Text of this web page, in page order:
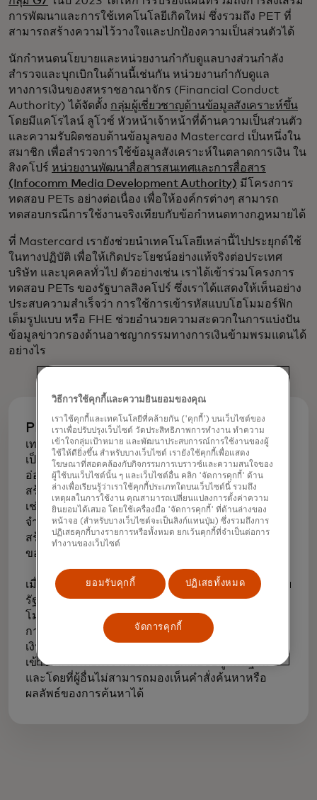
การพัฒนาและการใช้เทคโนโลยีเกิดใหม่ ซึ่งรวมถึง PET ที่
สามารถสร้างความไว้วางใจและปกป้องความเป็นส่วนตัวได้
นักกำหนดนโยบายและหน่วยงานกำกับดูแลบางส่วนกำลัง
สำรวจและบุกเบิกในด้านนี้เช่นกัน หน่วยงานกำกับดูแล
ทางการเงินของสหราชอาณาจักร (Financial Conduct
Authority) ได้จัดตั้ง กลุ่มผู้เชี่ยวชาญด้านข้อมูลสังเคราะห์ขึ้น
โดยมีแคโรไลน์ ลูโวซ์ หัวหน้าเจ้าหน้าที่ด้านความเป็นส่วนตัว
และความรับผิดชอบด้านข้อมูลของ Mastercard เป็นหนึ่งใน
สมาชิก เพื่อสำรวจการใช้ข้อมูลสังเคราะห์ในตลาดการเงิน ใน
สิงคโปร์ หน่วยงานพัฒนาสื่อสารสนเทศและการสื่อสาร
(Infocomm Media Development Authority) มีโครงการ
ทดสอบ PETs อย่างต่อเนื่อง เพื่อให้องค์กรต่างๆ สามารถ
ทดสอบกรณีการใช้งานจริงเทียบกับข้อกำหนดทางกฎหมายได้
ที่ Mastercard เรายังช่วยนำเทคโนโลยีเหล่านี้ไปประยุกต์ใช้
ในทางปฏิบัติ เพื่อให้เกิดประโยชน์อย่างแท้จริงต่อประเทศ
บริษัท และบุคคลทั่วไป ตัวอย่างเช่น เราได้เข้าร่วมโครงการ
ทดสอบ PETs ของรัฐบาลสิงคโปร์ ซึ่งเราได้แสดงให้เห็นอย่าง
ประสบความสำเร็จว่า การใช้การเข้ารหัสแบบโฮโมมอร์ฟิก
เต็มรูปแบบ หรือ FHE ช่วยอำนวยความสะดวกในการแบ่งปัน
ข้อมูลข่าวกรองด้านอาชญากรรมทางการเงินข้ามพรมแดนได้
อย่างไร
PETs โดยย่อ
เทคโนโลยีที่ช่วยเพิ่มความเป็นส่วนตัวจะปกป้องความ
เป็นส่วนตัวของข้อมูลส่วนบุคคลและข้อมูลที่ละเอียด
อ่อน ในขณะเดียวกันก็ยังช่วยให้บริษัทต่างๆ สามารถ
สร้างสรรค์นวัตกรรมโดยใช้ข้อมูลเหล่านั้นได้ ตัวอย่าง
เช่น พวกเขาสามารถสร้างข้อมูลสังเคราะห์ ซึ่งใช้แบบ
จำลองคอมพิวเตอร์ที่ปรับเทียบอย่างระมัดระวังเพื่อ
สร้างชุดข้อมูลจำลองที่ใกล้เคียงกับคุณสมบัติทางสถิติ
ของชุดข้อมูลดั้งเดิม
เมื่อเร็วๆ นี้ Mastercard ได้เข้าร่วมโครงการนำร่องกับ
รัฐบาลสิงคโปร์เพื่อสาธิตวิธีการใช้การเข้ารหัสแบบโฮ
โมมอร์ฟิกอย่างสมบูรณ์ ซึ่งช่วยอำนวยความสะดวกใน
การแบ่งปันข้อมูลข่าวกรองด้านอาชญากรรมทางการ
เงินข้ามพรมแดน โดยทำให้สามารถวิเคราะห์ข้อมูลที่
เข้ารหัสได้โดยตรงโดยไม่ต้องเปิดเผยข้อมูลพื้นฐาน
และโดยที่ผู้อื่นไม่สามารถมองเห็นคำสั่งค้นหาหรือ
ผลลัพธ์ของการค้นหาได้
วิธีการใช้คุกกี้และความยินยอมของคุณ
เราใช้คุกกี้และเทคโนโลยีที่คล้ายกัน ('คุกกี้') บนเว็บไซต์ของ
เราเพื่อปรับปรุงเว็บไซต์ วัดประสิทธิภาพการทำงาน ทำความ
เข้าใจกลุ่มเป้าหมาย และพัฒนาประสบการณ์การใช้งานของผู้
ใช้ให้ดียิ่งขึ้น สำหรับบางเว็บไซต์ เรายังใช้คุกกี้เพื่อแสดง
โฆษณาที่สอดคล้องกับกิจกรรมการเบราวซ์และความสนใจของ
ผู้ใช้บนเว็บไซต์นั้น ๆ และเว็บไซต์อื่น คลิก 'จัดการคุกกี้' ด้าน
ล่างเพื่อเรียนรู้ว่าเราใช้คุกกี้ประเภทใดบนเว็บไซต์นี้ รวมถึง
เหตุผลในการใช้งาน คุณสามารถเปลี่ยนแปลงการตั้งค่าความ
ยินยอมได้เสมอ โดยใช้เครื่องมือ 'จัดการคุกกี้' ที่ด้านล่างของ
หน้าจอ (สำหรับบางเว็บไซต์จะเป็นลิงก์แทนปุ่ม) ซึ่งรวมถึงการ
ปฏิเสธคุกกี้บางรายการหรือทั้งหมด ยกเว้นคุกกี้ที่จำเป็นต่อการ
ทำงานของเว็บไซต์
ยอมรับคุกกี้ ปฏิเสธทั้งหมด
จัดการคุกกี้